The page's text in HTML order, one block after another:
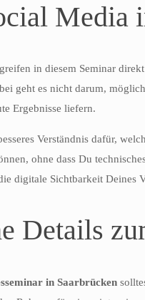
Media
greifen in diesem Seminar
geht es nicht darum,
Ergebnisse liefern.
Verständnis dafür,
ohne dass Du
digitale Sichtbarkeit
Details
in Saarbrücken